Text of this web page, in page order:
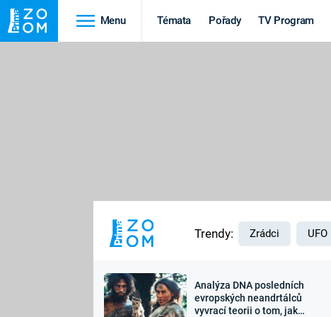
Menu Témata Pořady TV Program
Výročí
Trendy: Zrádci UFO
Analýza DNA posledních
evropských neandrtálců
vyvrací teorii o tom, jak